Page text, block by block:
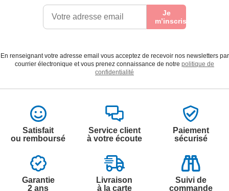
Je
m’inscris
En renseignant votre adresse email vous acceptez de recevoir nos newsletters par
courrier électronique et vous prenez connaissance de notre politique de
confidentialité
Satisfait
ou remboursé
Service client
à votre écoute
Paiement
sécurisé
Garantie
2 ans
Livraison
à la carte
Suivi de
commande